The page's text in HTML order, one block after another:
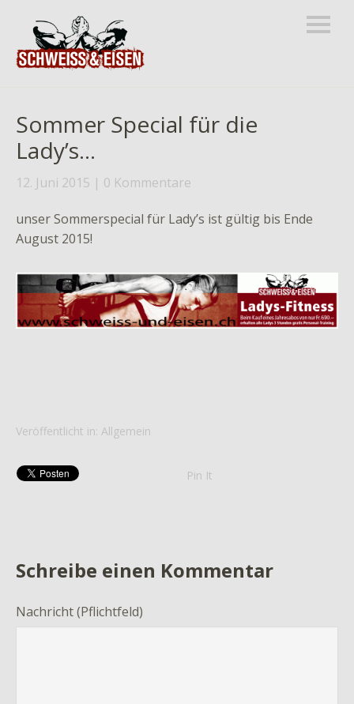
Sommer Special für die
Lady’s…
12. Juni 2015 0 Kommentare
unser Sommerspecial für Lady’s ist gültig bis Ende
August 2015!
Veröffentlicht in: Allgemein
Pin It
Schreibe einen Kommentar
Nachricht(Pflichtfeld)